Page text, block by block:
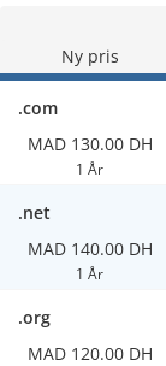
Ny pris
.com
MAD 130.00 DH
1 År
.net
MAD 140.00 DH
1 År
.org
MAD 120.00 DH